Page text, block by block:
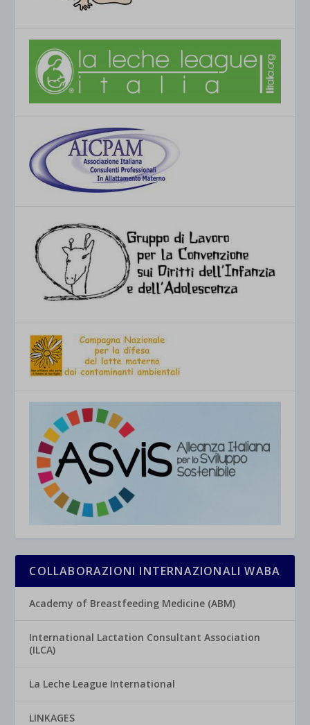
COLLABORAZIONI INTERNAZIONALI WABA
Academy of Breastfeeding Medicine (ABM)
International Lactation Consultant Association
(ILCA)
La Leche League International
LINKAGES